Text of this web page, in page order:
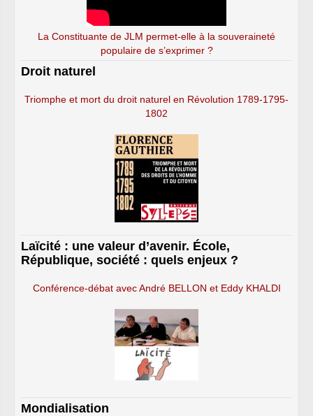
La Constituante de JLM permet-elle à la souveraineté
populaire de s’exprimer ?
Droit naturel
Triomphe et mort du droit naturel en Révolution 1789-1795-
1802
Laïcité : une valeur d’avenir. École,
République, société : quels enjeux ?
Conférence-débat avec André BELLON et Eddy KHALDI
Mondialisation